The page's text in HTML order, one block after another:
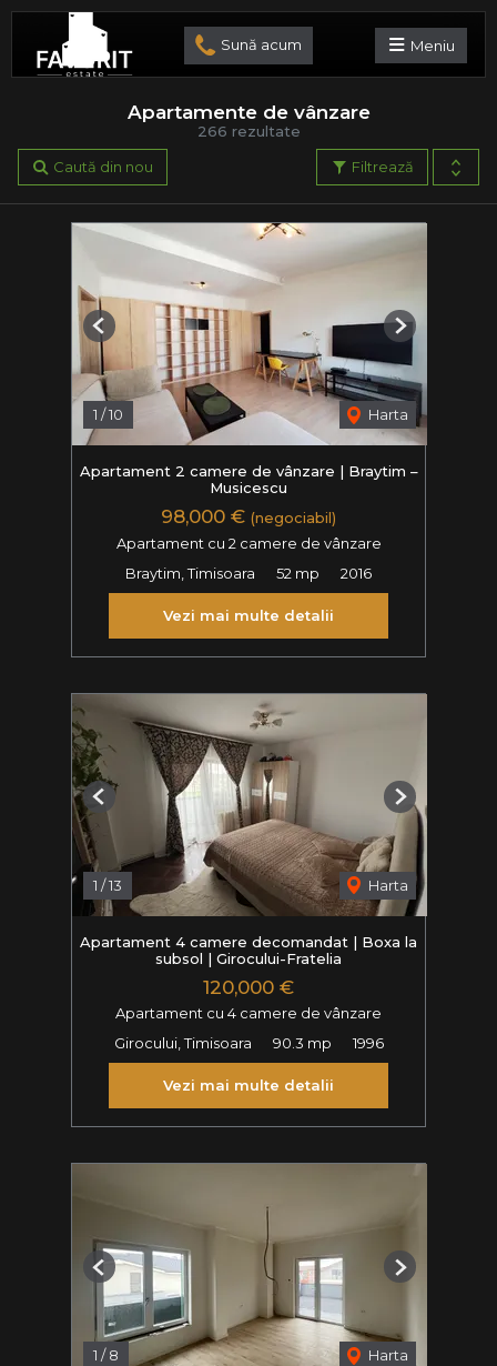
Sună acum Meniu
266 rezultate
Apartamente de vânzare
Filtrează
Caută din nou
1 /10 Harta
Previous Next
Apartament 2 camere de vânzare | Braytim –
Musicescu
98,000 € (negociabil)
Apartament cu 2 camere de vânzare
Braytim, Timisoara
52 mp 2016
Vezi mai multe detalii
1 /13 Harta
Previous Next
Apartament 4 camere decomandat | Boxa la
subsol | Girocului-Fratelia
120,000 €
Apartament cu 4 camere de vânzare
Girocului, Timisoara
90.3 mp 1996
Vezi mai multe detalii
1 /8 Harta
Previous Next